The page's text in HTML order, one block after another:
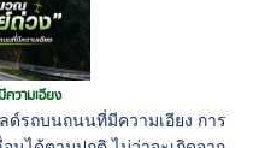
วามเอียง
ด์รถบนถนนที่มีความเอียง การ